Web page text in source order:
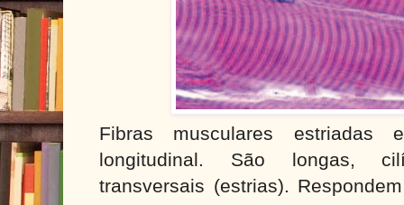
Fibras musculares estriadas
longitudinal. São longas,
transversais (estrias).